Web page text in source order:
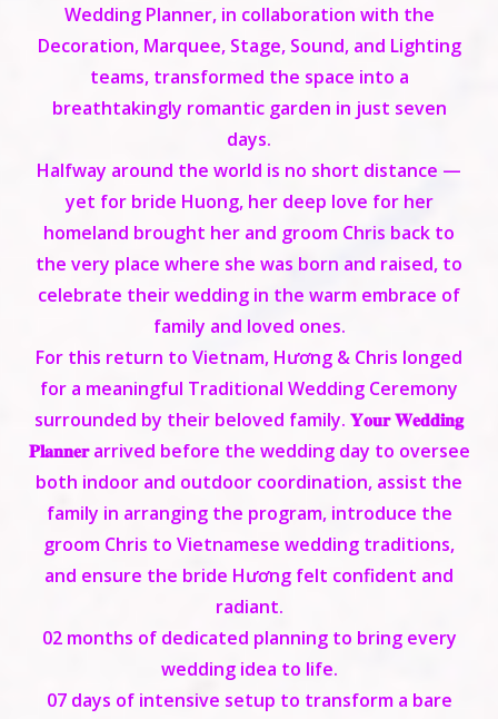
Wedding Planner, in collaboration with the
Decoration, Marquee, Stage, Sound, and Lighting
teams, transformed the space into a
breathtakingly romantic garden in just seven
days.
Halfway around the world is no short distance —
yet for bride Huong, her deep love for her
homeland brought her and groom Chris back to
the very place where she was born and raised, to
celebrate their wedding in the warm embrace of
family and loved ones.
For this return to Vietnam, Hương & Chris longed
for a meaningful Traditional Wedding Ceremony
surrounded by their beloved family. 𝐘𝐨𝐮𝐫 𝐖𝐞𝐝𝐝𝐢𝐧𝐠
𝐏𝐥𝐚𝐧𝐧𝐞𝐫 arrived before the wedding day to oversee
both indoor and outdoor coordination, assist the
family in arranging the program, introduce the
groom Chris to Vietnamese wedding traditions,
and ensure the bride Hương felt confident and
radiant.
02 months of dedicated planning to bring every
wedding idea to life.
07 days of intensive setup to transform a bare